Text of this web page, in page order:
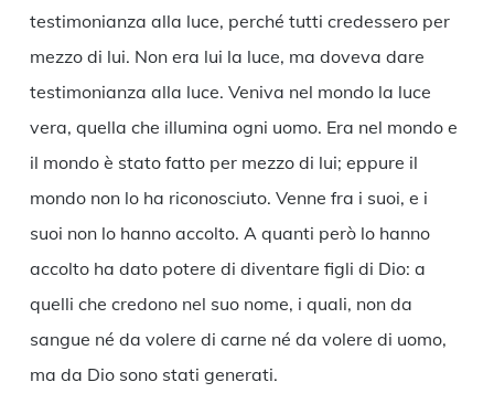
testimonianza alla luce, perché tutti credessero per
mezzo di lui. Non era lui la luce, ma doveva dare
testimonianza alla luce. Veniva nel mondo la luce
vera, quella che illumina ogni uomo. Era nel mondo e
il mondo è stato fatto per mezzo di lui; eppure il
mondo non lo ha riconosciuto. Venne fra i suoi, e i
suoi non lo hanno accolto. A quanti però lo hanno
accolto ha dato potere di diventare figli di Dio: a
quelli che credono nel suo nome, i quali, non da
sangue né da volere di carne né da volere di uomo,
ma da Dio sono stati generati.